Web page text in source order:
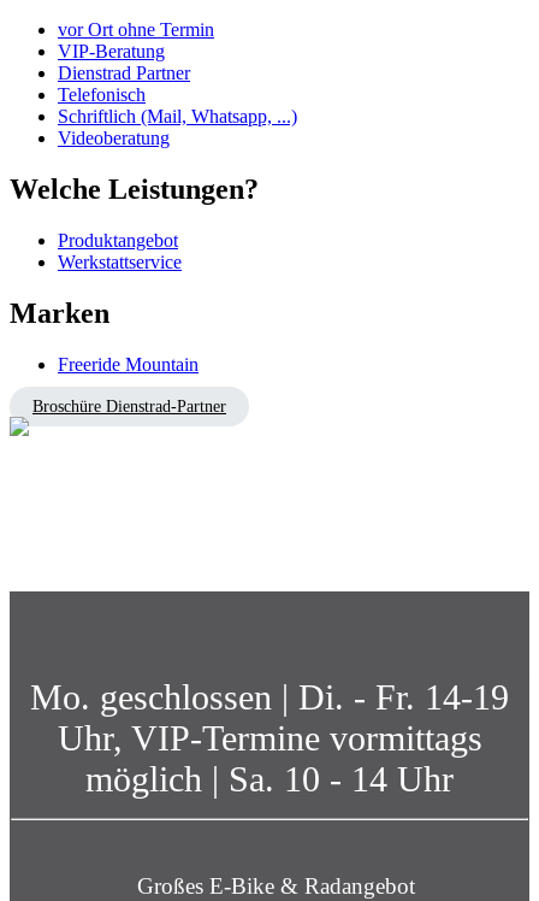
vor Ort ohne Termin
VIP-Beratung
Dienstrad Partner
Telefonisch
Schriftlich (Mail, Whatsapp, ...)
Videoberatung
Welche Leistungen?
Produktangebot
Werkstattservice
Marken
Freeride Mountain
Broschüre Dienstrad-Partner
Mo. geschlossen | Di. - Fr. 14-19
Uhr, VIP-Termine vormittags
möglich | Sa. 10 - 14 Uhr
Großes E-Bike & Radangebot